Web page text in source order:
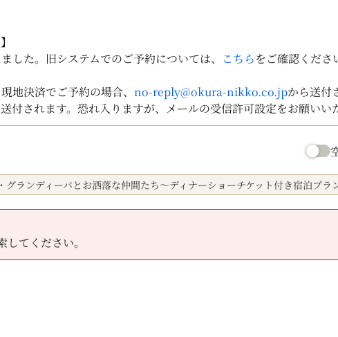
した。旧システムでのご予約については、
こちらをご確認くださ
地決済でご予約の場合、no-reply@okura-nikko.co.jpから送付
付されます。恐れ入りますが、メールの受信許可設定をお願いい
グランディーバとお洒落な仲間たち～ディナーショーチケット付き宿泊プラ
てください。